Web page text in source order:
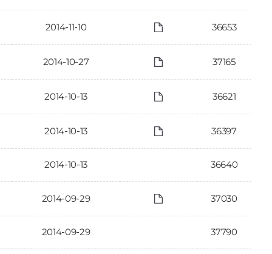
2014-11-10 36653
2014-10-27 37165
2014-10-13 36621
2014-10-13 36397
2014-10-13 36640
2014-09-29 37030
2014-09-29 37790